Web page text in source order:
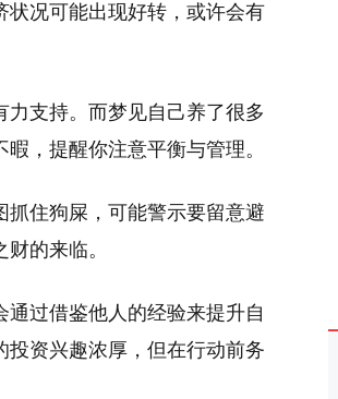
状况可能出现好转，或许会有
支持。而梦见自己养了很多
，提醒你注意平衡与管理。
住狗屎，可能警示要留意避
的来临。
过借鉴他人的经验来提升自
资兴趣浓厚，但在行动前务